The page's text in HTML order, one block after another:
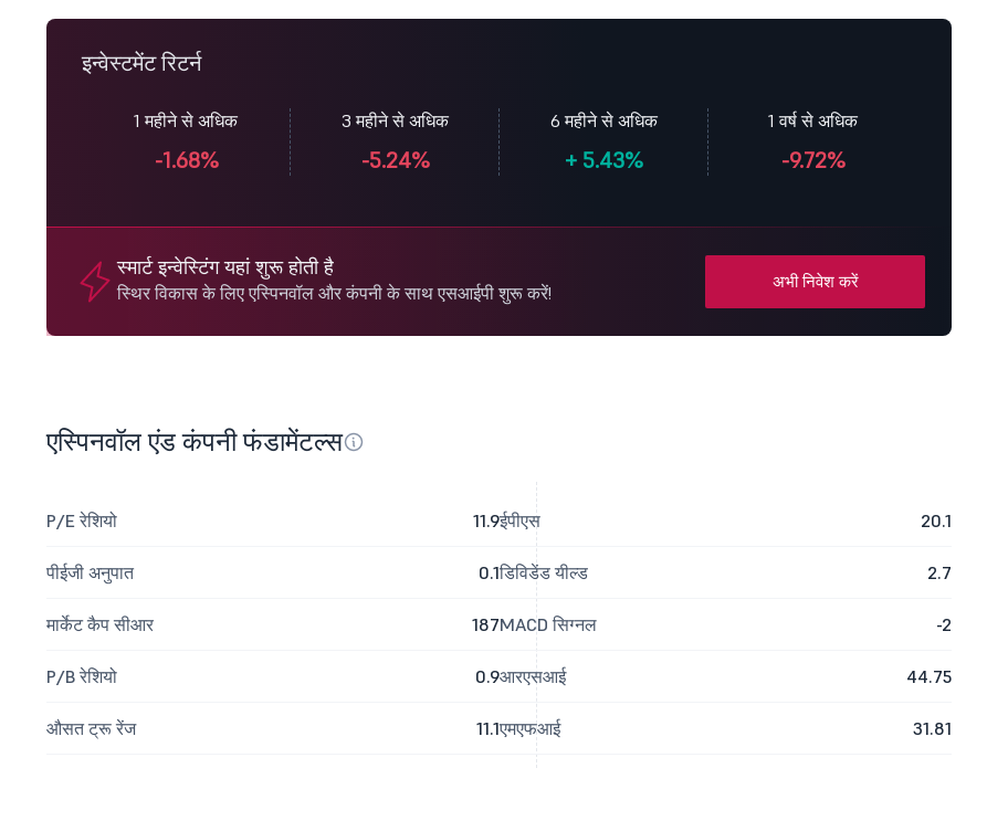
इन्वेस्टमेंट रिटर्न
1 महीने से अधिक
-1.68%
3 महीने से अधिक
-5.24%
6 महीने से अधिक
+5.43%
1 वर्ष से अधिक
-9.72%
स्मार्ट इन्वेस्टिंग यहां शुरू होती है
स्थिर विकास के लिए एस्पिनवॉल और कंपनी के साथ एसआईपी शुरू करें!
अभी निवेश करें
एस्पिनवॉल एंड कंपनी फंडामेंटल्स
P/E रेशियो 11.9
पीईजी अनुपात 0.1
मार्केट कैप सीआर 187
P/B रेशियो 0.9
औसत ट्रू रेंज 11.1
ईपीएस 20.1
डिविडेंड यील्ड 2.7
MACD सिग्नल -2
आरएसआई 44.75
एमएफआई 31.81